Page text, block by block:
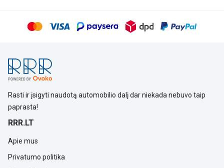
Rasti ir įsigyti naudotą automobilio dalį dar niekada nebuvo taip
paprasta!
RRR.LT
Apie mus
Privatumo politika